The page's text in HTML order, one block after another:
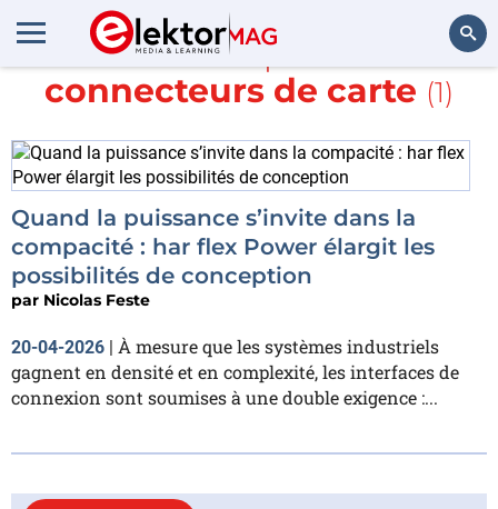
Rechercher
En savoir plus sur
connecteurs de carte (1)
Quand la puissance s’invite dans la
compacité : har flex Power élargit les
possibilités de conception
par Nicolas Feste
20-04-2026 | À mesure que les systèmes industriels
gagnent en densité et en complexité, les interfaces de
connexion sont soumises à une double exigence :...